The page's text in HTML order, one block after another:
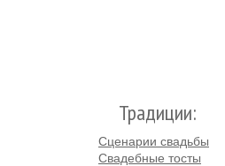
Традиции:
Сценарии свадьбы
Свадебные тосты